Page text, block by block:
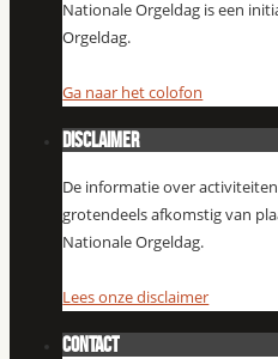
Nationale Orgeldag is een
Orgeldag.
Ga naar het colofon
Disclaimer
De informatie over
grotendeels afkomstig van
Nationale Orgeldag.
Lees onze disclaimer
Contact